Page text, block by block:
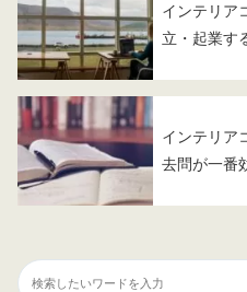
インテリア
立・起業す
インテリア
去問が一番